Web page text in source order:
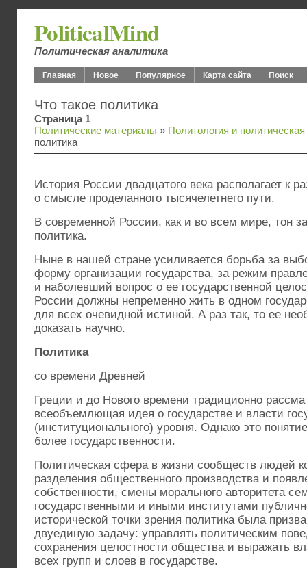
PoliticalMind
Политическая аналитика
Главная Новое Популярное Карта сайта Поиск
Что такое политика
Страница 1
Политические материалы » Политология и
политика
История России двадцатого века располагает к
о смысле проделанного тысячелетнего пути.
В современной России, как и во всем мире, тон
политика.
Ныне в нашей стране усиливается борьба за
форму организации государства, за режим
и наболевший вопрос о ее государственной
России должны непременно жить в одном
для всех очевидной истиной. А раз так, то ее
доказать научно.
Политика
со времени Древней
Греции и до Нового времени традиционно
всеобъемлющая идея о государстве и власти
(институционального) уровня. Однако это
более государственности.
Политическая сфера в жизни сообществ людей
разделения общественного производства и
собственности, смены морального авторитета
государственными и иными институтами
исторической точки зрения политика была
двуединую задачу: управлять политическим
сохранения целостности общества и выражать
всех групп и слоев в государстве.